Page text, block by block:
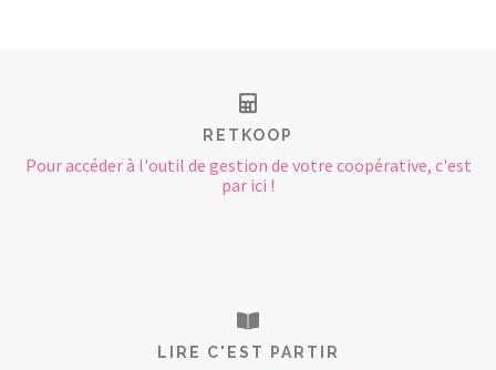
RETKOOP
Pour accéder à l'outil de gestion de votre coopérative, c'est
par ici !
LIRE C'EST PARTIR